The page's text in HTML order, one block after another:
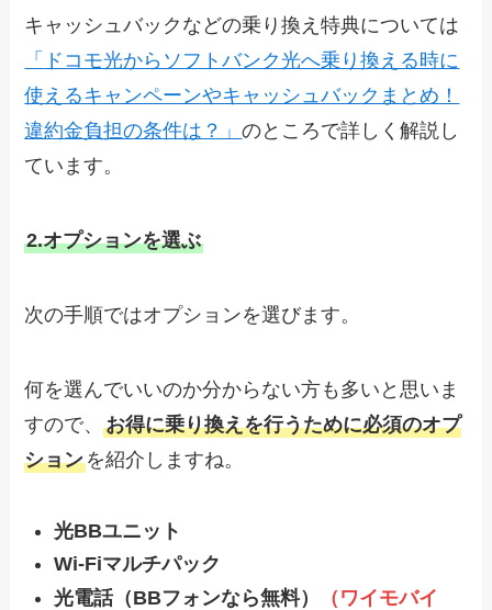
キャッシュバックなどの乗り換え特典については
「
ドコモ光からソフトバンク光へ乗り換える時に
使えるキャンペーンやキャッシュバックまとめ！
違約金負担の条件は？」のところで詳しく解説し
ています。
2.オプションを選ぶ
次の手順ではオプションを選びます。
何を選んでいいのか分からない方も多いと思いま
すので、お得に乗り換えを行うために必須のオプ
ションを紹介しますね。
光BBユニット
Wi-Fiマルチパック
光電話（BBフォンなら無料）
（ワイモバイ